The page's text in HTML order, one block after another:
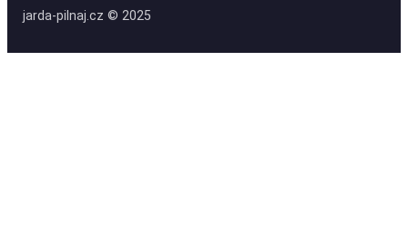
jarda-pilnaj.cz © 2025